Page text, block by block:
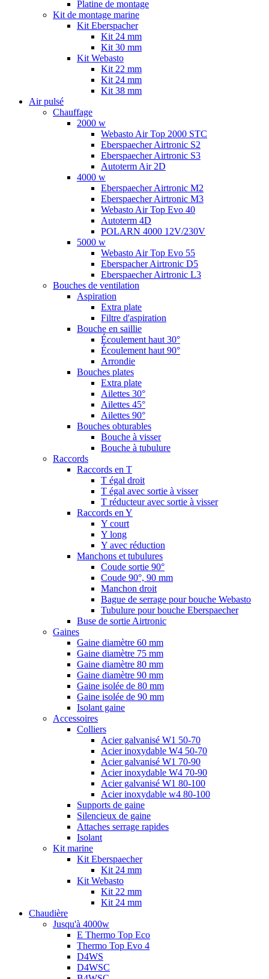
Platine de montage
Kit de montage marine
Kit Eberspacher
Kit 24 mm
Kit 30 mm
Kit Webasto
Kit 22 mm
Kit 24 mm
Kit 38 mm
Air pulsé
Chauffage
2000 w
Webasto Air Top 2000 STC
Eberspaecher Airtronic S2
Eberspaecher Airtronic S3
Autoterm Air 2D
4000 w
Eberspaecher Airtronic M2
Eberspaecher Airtronic M3
Webasto Air Top Evo 40
Autoterm 4D
POLARN 4000 12V/230V
5000 w
Webasto Air Top Evo 55
Eberspacher Airtronic D5
Eberspaecher Airtronic L3
Bouches de ventilation
Aspiration
Extra plate
Filtre d'aspiration
Bouche en saillie
Écoulement haut 30°
Écoulement haut 90°
Arrondie
Bouches plates
Extra plate
Ailettes 30°
Ailettes 45°
Ailettes 90°
Bouches obturables
Bouche à visser
Bouche à tubulure
Raccords
Raccords en T
T égal droit
T égal avec sortie à visser
T réducteur avec sortie à visser
Raccords en Y
Y court
Y long
Y avec réduction
Manchons et tubulures
Coude sortie 90°
Coude 90°, 90 mm
Manchon droit
Bague de serrage pour bouche Webasto
Tubulure pour bouche Eberspaecher
Buse de sortie Airtronic
Gaines
Gaine diamètre 60 mm
Gaine diamètre 75 mm
Gaine diamètre 80 mm
Gaine diamètre 90 mm
Gaine isolée de 80 mm
Gaine isolée de 90 mm
Isolant gaine
Accessoires
Colliers
Acier galvanisé W1 50-70
Acier inoxydable W4 50-70
Acier galvanisé W1 70-90
Acier inoxydable W4 70-90
Acier galvanisé W1 80-100
Acier inoxydable w4 80-100
Supports de gaine
Silencieux de gaine
Attaches serrage rapides
Isolant
Kit marine
Kit Eberspaecher
Kit 24 mm
Kit Webasto
Kit 22 mm
Kit 24 mm
Chaudière
Jusqu'à 4000w
E Thermo Top Eco
Thermo Top Evo 4
D4WS
D4WSC